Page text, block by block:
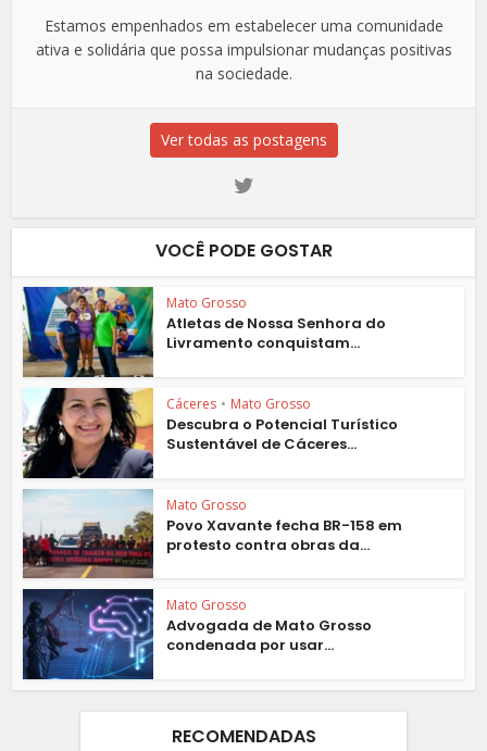
Estamos empenhados em estabelecer uma comunidade
ativa e solidária que possa impulsionar mudanças positivas
na sociedade.
Ver todas as postagens
VOCÊ PODE GOSTAR
Mato Grosso
Atletas de Nossa Senhora do
Livramento conquistam...
Cáceres • Mato Grosso
Descubra o Potencial Turístico
Sustentável de Cáceres...
Mato Grosso
Povo Xavante fecha BR-158 em
protesto contra obras da...
Mato Grosso
Advogada de Mato Grosso
condenada por usar...
RECOMENDADAS